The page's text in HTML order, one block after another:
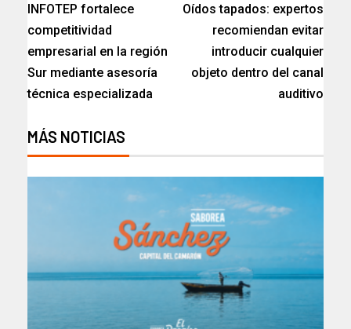
INFOTEP fortalece
competitividad
empresarial en la región
Sur mediante asesoría
técnica especializada
Oídos tapados: expertos
recomiendan evitar
introducir cualquier
objeto dentro del canal
auditivo
MÁS NOTICIAS